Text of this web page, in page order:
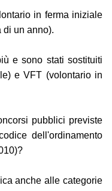
in ferma iniziale
di un anno).
e sono stati sostituiti
e VFT (volontario in
pubblici previste
dell'ordinamento
anche alle categorie